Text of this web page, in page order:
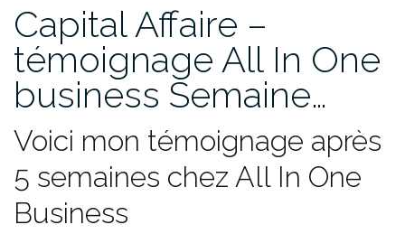
Capital Affaire –
témoignage All In One
business Semaine…
Voici mon témoignage après
5 semaines chez All In One
Business